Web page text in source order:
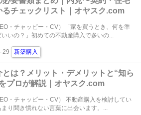
るチェックリスト｜オヤスク.com
・チャッピー・CV）「家を買うとき、何を準
いの？」初めての不動産購入で多いの...
29 新築購入
とは？メリット・デメリットと“知ら
プロが解説｜オヤスク.com
・チャッピー・CV） 不動産購入を検討してい
り聞き慣れない言葉に出会います。...